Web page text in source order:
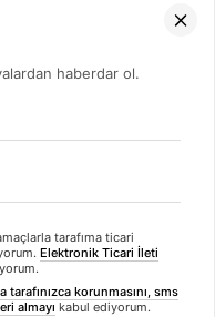
arrow_forward
haberdar ol.
tarafıma ticari
Elektronik Ticari İleti
tarafınızca korunmasını, sms
almayı kabul ediyorum.